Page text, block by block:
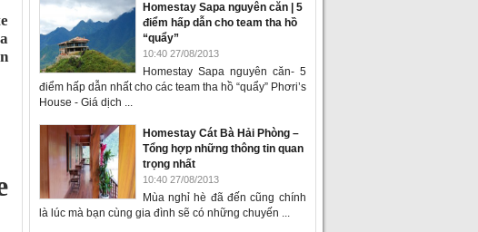
Homestay Sapa nguyên căn | 5
điểm hấp dẫn cho team tha hồ
“quẩy”
10:40 27/08/2013
Homestay Sapa nguyên căn- 5
điểm hấp dẫn nhất cho các team tha hồ “quẩy” Phơri’s
House - Giá dịch ...
Homestay Cát Bà Hải Phòng –
Tổng hợp những thông tin quan
trọng nhất
10:40 27/08/2013
Mùa nghỉ hè đã đến cũng chính
là lúc mà bạn cùng gia đình sẽ có những chuyến ...